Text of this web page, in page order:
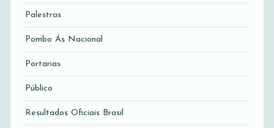
Palestras
Pombo Ás Nacional
Portarias
Público
Resultados Oficiais Brasil